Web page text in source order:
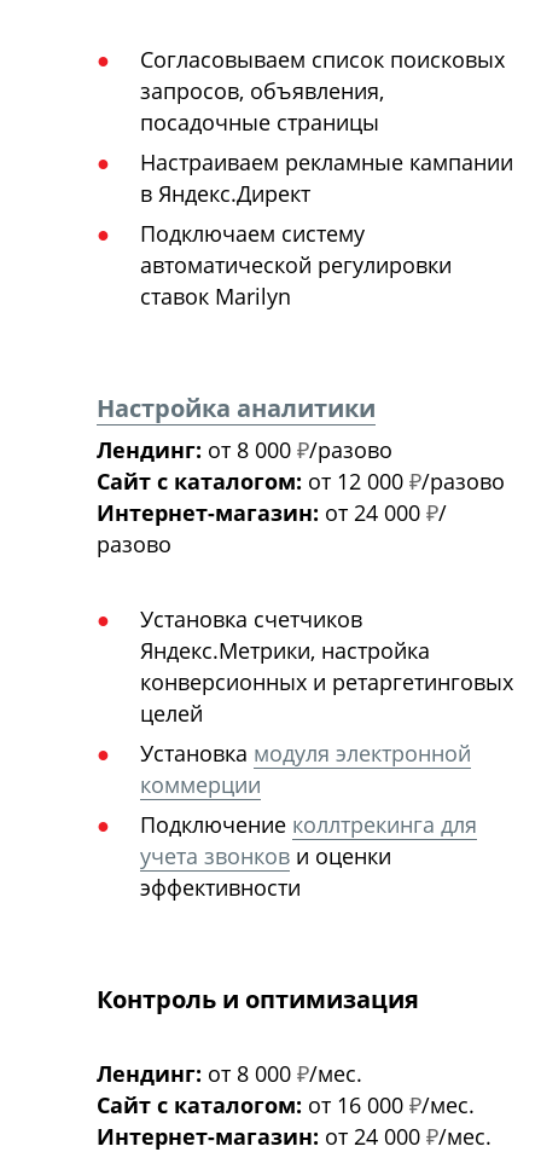
Согласовываем список поисковых
запросов, объявления,
посадочные страницы
Настраиваем рекламные кампании
в Яндекс.Директ
Подключаем систему
автоматической регулировки
ставок Marilyn
Настройка аналитики
Лендинг: от 8 000 ₽/разово
Сайт с каталогом: от 12 000 ₽/разово
Интернет-магазин: от 24 000 ₽/
разово
Установка счетчиков
Яндекс.Метрики, настройка
конверсионных и ретаргетинговых
целей
Установка модуля электронной
коммерции
Подключение коллтрекинга для
учета звонков и оценки
эффективности
Контроль и оптимизация
Лендинг: от 8 000 ₽/мес.
Сайт с каталогом: от 16 000 ₽/мес.
Интернет-магазин: от 24 000 ₽/мес.